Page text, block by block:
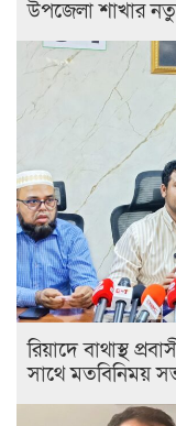
উপজেলা শাখার
রিয়াদে বাথাস্থ
সাথে মতবিনিময়